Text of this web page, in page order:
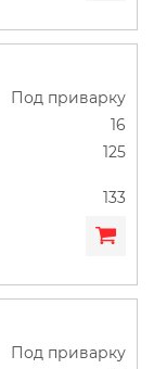
Под приварку
16
125
133
Под приварку